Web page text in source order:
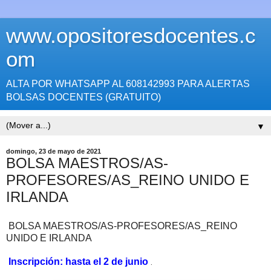
www.opositoresdocentes.c
om
ALTA POR WHATSAPP AL 608142993 PARA ALERTAS
BOLSAS DOCENTES (GRATUITO)
▼
domingo, 23 de mayo de 2021
BOLSA MAESTROS/AS-
PROFESORES/AS_REINO UNIDO E
IRLANDA
BOLSA MAESTROS/AS-PROFESORES/AS_REINO
UNIDO E IRLANDA
Inscripción: hasta el 2 de junio